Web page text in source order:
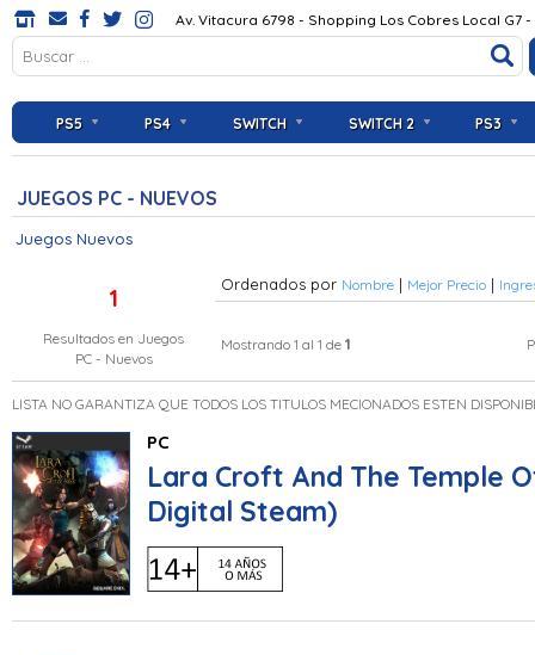
Av. Vitacura 6798 - Shopping Los Cobres Local G7
PS5 PS4 SWITCH SWITCH 2 PS3
JUEGOS PC - NUEVOS
Juegos Nuevos
1
Resultados en Juegos
PC - Nuevos
Ordenados por Nombre | Mejor Precio |
Mostrando 1 al 1 de 1
LISTA NO GARANTIZA QUE TODOS LOS TITULOS MECIONADOS ESTEN
PC
Lara Croft And The Temple
Digital Steam)